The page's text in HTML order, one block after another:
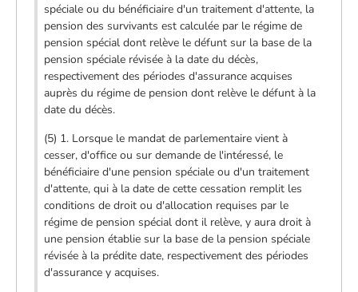
spéciale ou du bénéficiaire d'un traitement d'attente, la
pension des survivants est calculée par le régime de
pension spécial dont relève le défunt sur la base de la
pension spéciale révisée à la date du décès,
respectivement des périodes d'assurance acquises
auprès du régime de pension dont relève le défunt à la
date du décès.
(5) 1. Lorsque le mandat de parlementaire vient à
cesser, d'office ou sur demande de l'intéressé, le
bénéficiaire d'une pension spéciale ou d'un traitement
d'attente, qui à la date de cette cessation remplit les
conditions de droit ou d'allocation requises par le
régime de pension spécial dont il relève, y aura droit à
une pension établie sur la base de la pension spéciale
révisée à la prédite date, respectivement des périodes
d'assurance y acquises.